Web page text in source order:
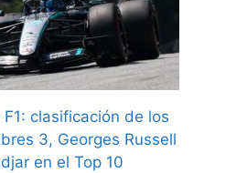
clasificación de los
3, Georges Russell
en el Top 10